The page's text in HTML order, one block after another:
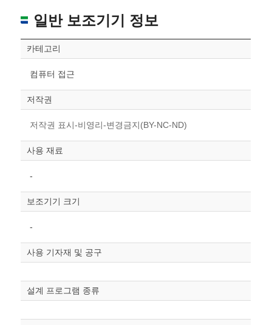
일반 보조기기 정보
카테고리
컴퓨터 접근
저작권
저작권 표시-비영리-변경금지(BY-NC-ND)
사용 재료
-
보조기기 크기
-
사용 기자재 및 공구
설계 프로그램 종류